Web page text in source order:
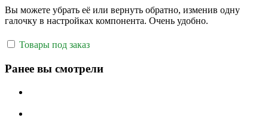
Вы можете убрать её или вернуть обратно, изменив одну
галочку в настройках компонента. Очень удобно.
Товары под заказ
Ранее вы смотрели